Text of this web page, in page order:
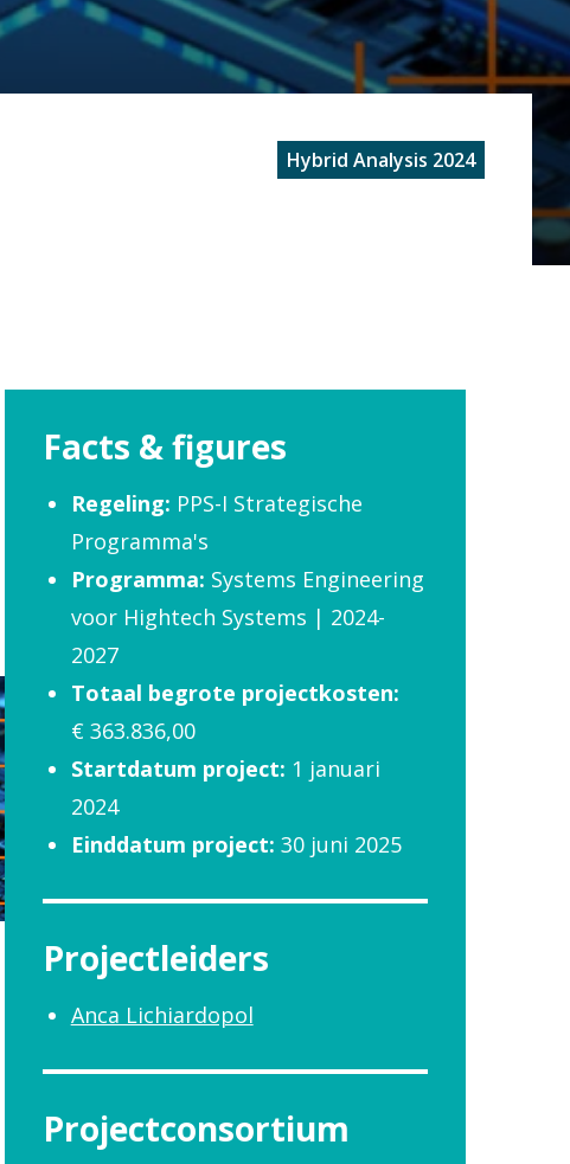
Hybrid Analysis 2024
Facts & figures
Regeling: PPS-I Strategische
Programma's
Programma: Systems Engineering
voor Hightech Systems | 2024-
2027
Totaal begrote projectkosten:
€ 363.836,00
Startdatum project: 1 januari
2024
Einddatum project: 30 juni 2025
Projectleiders
Anca Lichiardopol
Projectconsortium